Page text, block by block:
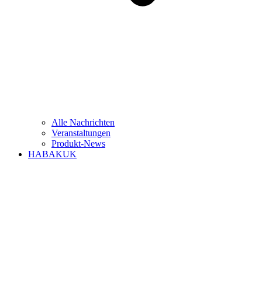
Alle Nachrichten
Veranstaltungen
Produkt-News
HABAKUK